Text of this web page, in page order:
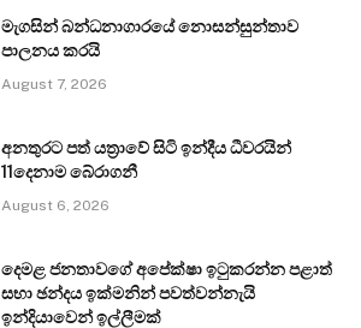
මැගසින් බන්ධනාගාරයේ නොසන්සුන්තාව
පාලනය කරයි
August 7, 2026
අනතුරට පත් යත්‍රාවේ සිටි ඉන්දීය ධීවරයින්
11දෙනාම බේරාගනී
August 6, 2026
දෙමළ ජනතාවගේ අපේක්ෂා ඉටුකරන්න පළාත්
සභා ඡන්දය ඉක්මනින් පවත්වන්නැයි
ඉන්දියාවෙන් ඉල්ලීමක්